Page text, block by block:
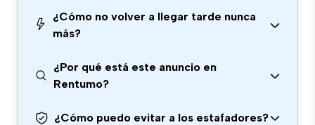
¿Cómo no volver a llegar tarde nunca
más?
¿Por qué está este anuncio en
Rentumo?
¿Cómo puedo evitar a los estafadores?